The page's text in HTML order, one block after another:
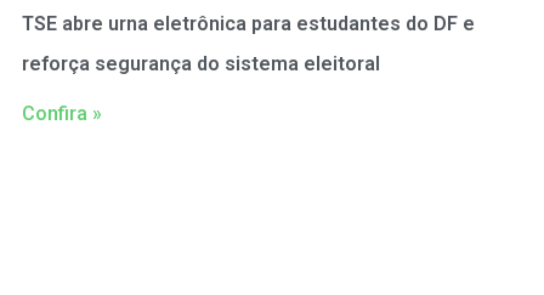
TSE abre urna eletrônica para estudantes do DF e
reforça segurança do sistema eleitoral
Confira »